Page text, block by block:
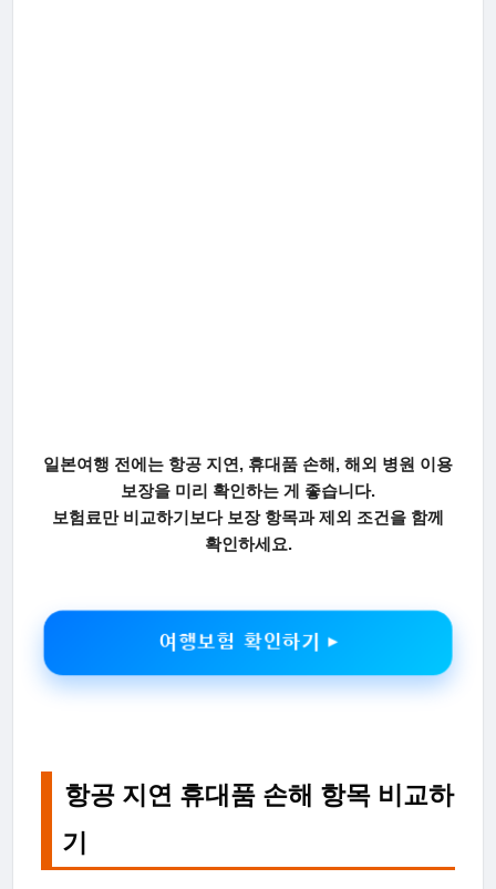
일본여행 전에는 항공 지연, 휴대품 손해, 해외 병원 이용
보장을 미리 확인하는 게 좋습니다.
보험료만 비교하기보다 보장 항목과 제외 조건을 함께
확인하세요.
여행보험 확인하기 ▶
항공 지연 휴대품 손해 항목 비교하
기